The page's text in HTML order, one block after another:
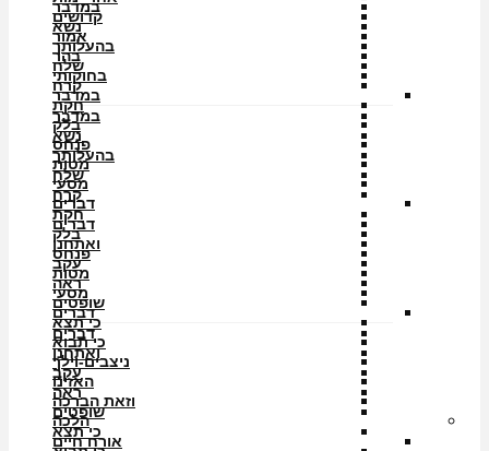
במדבר
נשא
בהעלותך
שלח
קרח
חקת
בלק
פנחס
מטות
מסעי
דברים
דברים
ואתחנן
עקב
ראה
שופטים
כי תצא
כי תבוא
ניצבים-וילך
האזינו
וזאת הברכה
הלכה
אורח חיים
קדושים
אמור
בהר
בחוקותי
במדבר
במדבר
נשא
בהעלותך
שלח
קרח
חקת
בלק
פנחס
מטות
מסעי
דברים
דברים
ואתחנן
עקב
ראה
שופטים
כי תצא